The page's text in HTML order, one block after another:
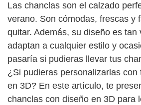
Las chanclas son el calzado
verano. Son cómodas, frescas y
quitar. Además, su diseño es tan
adaptan a cualquier estilo y
pasaría si pudieras llevar tus
¿Si pudieras personalizarlas con
en 3D? En este artículo, te
chanclas con diseño en 3D para